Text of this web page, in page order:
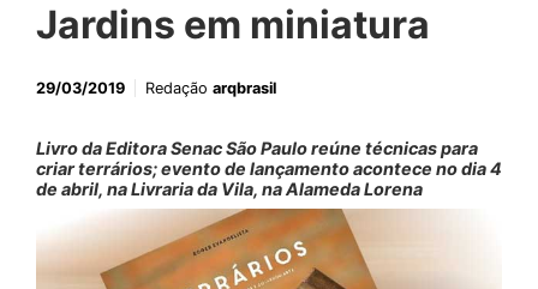
Jardins em miniatura
29/03/2019 Redação arqbrasil
Livro da Editora Senac São Paulo reúne técnicas para
criar terrários; evento de lançamento acontece no dia 4
de abril, na Livraria da Vila, na Alameda Lorena